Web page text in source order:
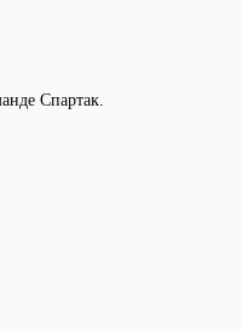
Спартак.